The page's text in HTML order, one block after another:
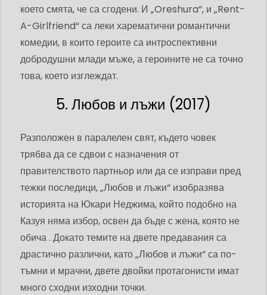
което смята, че са сгодени. И „Oreshura“, и „Rent-
A-Girlfriend“ са леки харематични романтични
комедии, в които героите са интроспективни
добродушни млади мъже, а героините не са точно
това, което изглеждат.
5. Любов и лъжи (2017)
Разположен в паралелен свят, където човек
трябва да се сдвои с назначения от
правителството партньор или да се изправи пред
тежки последици, „Любов и лъжи“ изобразява
историята на Юкари Неджима, който подобно на
Казуя няма избор, освен да бъде с жена, която не
обича . Докато темите на двете предавания са
драстично различни, като „Любов и лъжи“ са по-
тъмни и мрачни, двете двойки протагонисти имат
много сходни изходни точки.